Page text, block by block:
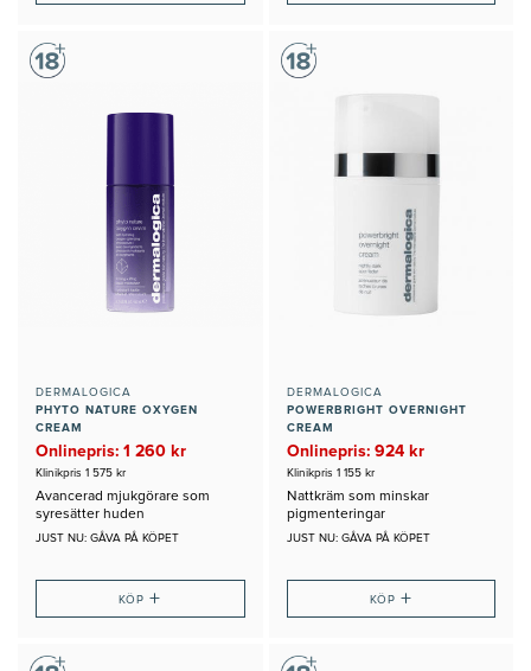
DERMALOGICA
PHYTO NATURE OXYGEN
CREAM
Onlinepris: 1 260 kr
Klinikpris 1 575 kr
Avancerad mjukgörare som
syresätter huden
JUST NU: GÅVA PÅ KÖPET
KÖP+
DERMALOGICA
POWERBRIGHT OVERNIGHT
CREAM
Onlinepris: 924 kr
Klinikpris 1 155 kr
Nattkräm som minskar
pigmenteringar
JUST NU: GÅVA PÅ KÖPET
KÖP +